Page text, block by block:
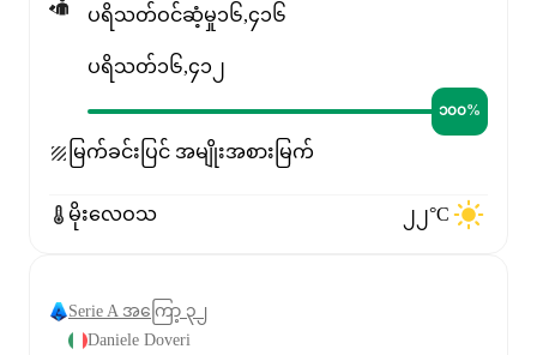
ပရိသတ်ဝင်ဆံ့မှု၁၆,၄၁၆
ပရိသတ်၁၆,၄၁၂
၁၀၀%
မြက်ခင်းပြင် အမျိုးအစား မြက်
မိုးလေဝသ ၂၂°C
Serie A အကြော့ ၃၂
Daniele Doveri